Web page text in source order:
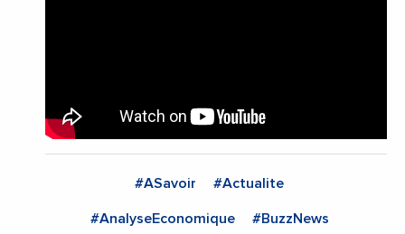
#ASavoir #Actualite
#AnalyseEconomique #BuzzNews